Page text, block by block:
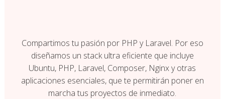
Compartimos tu pasión por PHP y Laravel. Por eso
diseñamos un stack ultra eficiente que incluye
Ubuntu, PHP, Laravel, Composer, Nginx y otras
aplicaciones esenciales, que te permitirán poner en
marcha tus proyectos de inmediato.